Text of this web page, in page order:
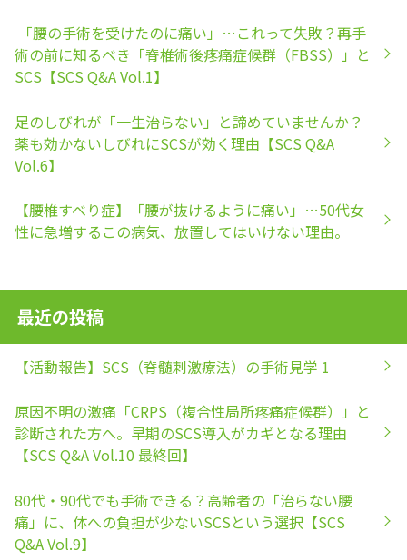
「腰の手術を受けたのに痛い」…これって失敗？再手
術の前に知るべき「脊椎術後疼痛症候群（FBSS）」と
SCS【SCS Q&A Vol.1】
足のしびれが「一生治らない」と諦めていませんか？
薬も効かないしびれにSCSが効く理由【SCS Q&A
Vol.6】
【腰椎すべり症】「腰が抜けるように痛い」…50代女
性に急増するこの病気、放置してはいけない理由。
最近の投稿
【活動報告】SCS（脊髄刺激療法）の手術見学 1
原因不明の激痛「CRPS（複合性局所疼痛症候群）」と
診断された方へ。早期のSCS導入がカギとなる理由
【SCS Q&A Vol.10 最終回】
80代・90代でも手術できる？高齢者の「治らない腰
痛」に、体への負担が少ないSCSという選択【SCS
Q&A Vol.9】